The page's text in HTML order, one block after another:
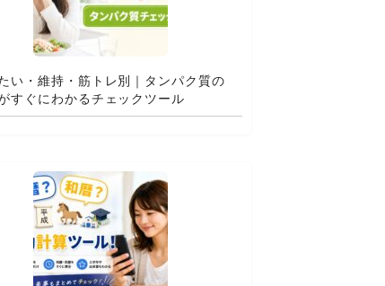
い・維持・筋トレ別｜タンパク質の
すぐにわかるチェックツール